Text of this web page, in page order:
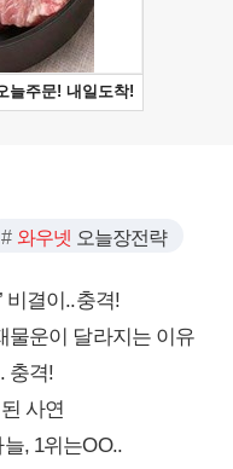
와우넷 오늘장전략
비결이..충격!
물운이 달라지는 이유
충격!
사연
, 1위는OO..